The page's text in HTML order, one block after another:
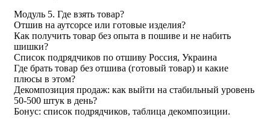
Модуль 5. Где взять товар?
Отшив на аутсорсе или готовые изделия?
Как получить товар без опыта в пошиве и не набить
шишки?
Список подрядчиков по отшиву Россия, Украина
Где брать товар без отшива (готовый товар) и какие
плюсы в этом?
Декомпозиция продаж: как выйти на стабильный уровень
50-500 штук в день?
Бонус: список подрядчиков, таблица декомпозиции.